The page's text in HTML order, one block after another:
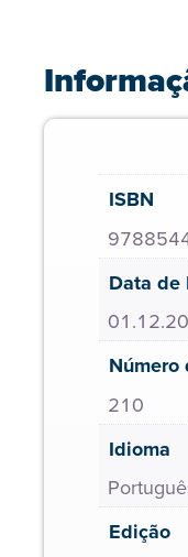
ISBN
Data de
Número
210
Idioma
Edição